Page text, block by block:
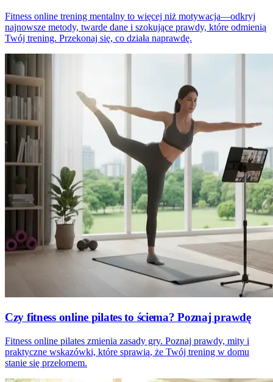
Fitness online trening mentalny to więcej niż motywacja—odkryj
najnowsze metody, twarde dane i szokujące prawdy, które odmienią
Twój trening. Przekonaj się, co działa naprawdę.
Czy fitness online pilates to ściema? Poznaj prawdę
Fitness online pilates zmienia zasady gry. Poznaj prawdy, mity i
praktyczne wskazówki, które sprawią, że Twój trening w domu
stanie się przełomem.